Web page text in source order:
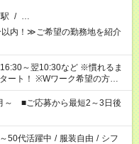
/ …
内！≫ご希望の勤務地を紹介
～翌10:30など ※慣れるま
希望の方へ
内。
～ ■ご応募から最短2～3日後
50代活躍中 / 服装自由 / シフ